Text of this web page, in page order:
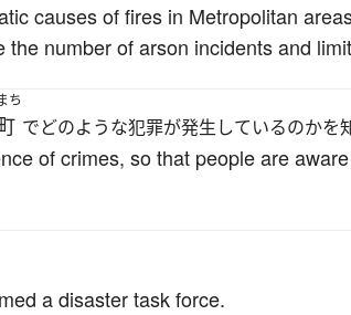
causes of fires in Metropolitan
number of arson incidents and
ち
でどのような犯罪が発生しているのかを
of crimes, so that people are
a disaster task force.